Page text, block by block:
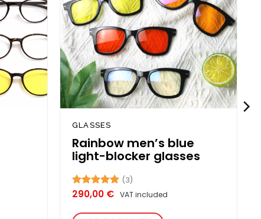
GLASSES
Rainbow men’s blue
light-blocker glasses
Rated5.00
(3)
290,00 € VAT included